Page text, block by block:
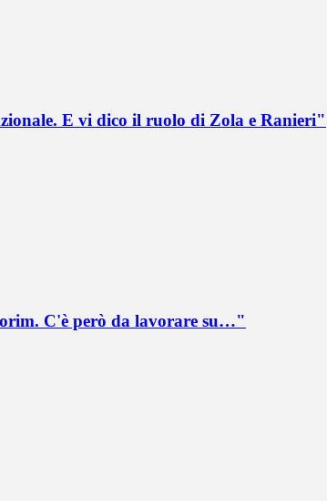
E vi dico il ruolo di Zola e Ranieri"
C'è però da lavorare su…"